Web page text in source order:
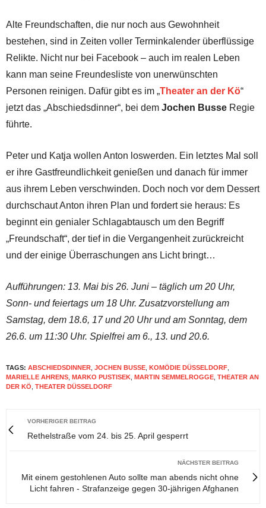
Alte Freundschaften, die nur noch aus Gewohnheit
bestehen, sind in Zeiten voller Terminkalender überflüssige
Relikte. Nicht nur bei Facebook – auch im realen Leben
kann man seine Freundesliste von unerwünschten
Personen reinigen. Dafür gibt es im „Theater an der Kö“
jetzt das „Abschiedsdinner“, bei dem Jochen Busse Regie
führte.
Peter und Katja wollen Anton loswerden. Ein letztes Mal soll
er ihre Gastfreundlichkeit genießen und danach für immer
aus ihrem Leben verschwinden. Doch noch vor dem Dessert
durchschaut Anton ihren Plan und fordert sie heraus: Es
beginnt ein genialer Schlagabtausch um den Begriff
„Freundschaft“, der tief in die Vergangenheit zurückreicht
und der einige Überraschungen ans Licht bringt…
Aufführungen: 13. Mai bis 26. Juni – täglich um 20 Uhr,
Sonn- und feiertags um 18 Uhr. Zusatzvorstellung am
Samstag, dem 18.6, 17 und 20 Uhr und am Sonntag, dem
26.6. um 11:30 Uhr. Spielfrei am 6., 13. und 20.6.
TAGS: ABSCHIEDSDINNER JOCHEN BUSSE KOMÖDIE DÜSSELDORF
MARIELLE AHRENS MARKO PUSTISEK MARTIN SEMMELROGGE THEATER AN
DER KÖ THEATER DÜSSELDORF
VORHERIGER BEITRAG
Rethelstraße vom 24. bis 25. April gesperrt
NÄCHSTER BEITRAG
Mit einem gestohlenen Auto sollte man abends nicht ohne
Licht fahren - Strafanzeige gegen 30-jährigen Afghanen